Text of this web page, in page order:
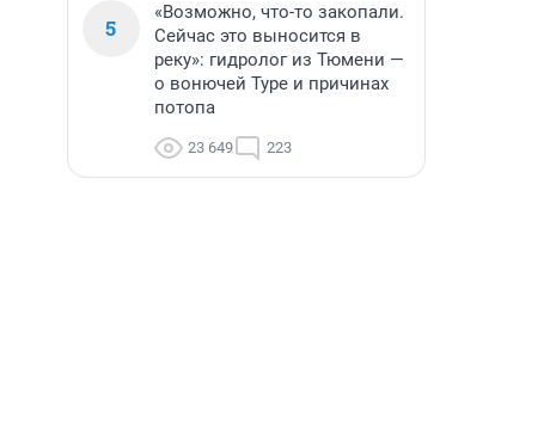
5
«Возможно, что-то закопали.
Сейчас это выносится в
реку»: гидролог из Тюмени —
о вонючей Туре и причинах
потопа
23 649 223